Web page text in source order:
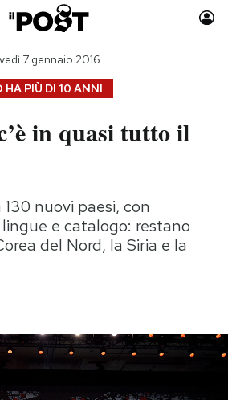
Auto
Moda
Storie/Idee
Ok Boomer!
Media
HA PIÙ DI 10 ANNI
7 gennaio 2016
in quasi tutto il
nuovi paesi, con
e catalogo: restano
del Nord, la Siria e la